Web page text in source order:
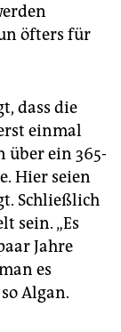
öfters für
dass die
einmal
über ein 365-
Hier seien
Schließlich
sein. „Es
Jahre
es
Algan.